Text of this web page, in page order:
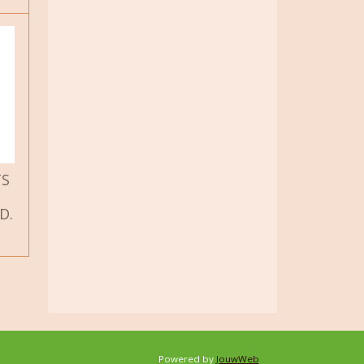
Powered by JouwWeb